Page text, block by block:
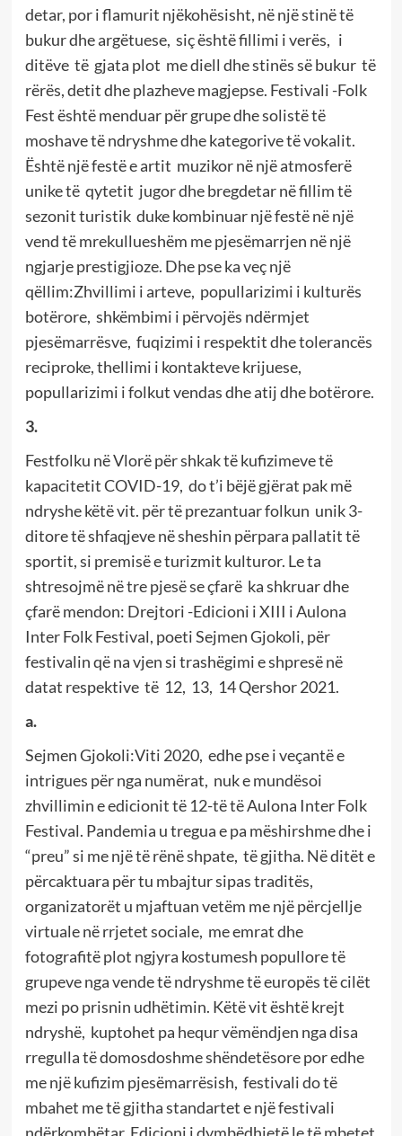
detar, por i flamurit njëkohësisht, në një stinë të
bukur dhe argëtuese, siç është fillimi i verës, i
ditëve të gjata plot me diell dhe stinës së bukur të
rërës, detit dhe plazheve magjepse. Festivali -Folk
Fest është menduar për grupe dhe solistë të
moshave të ndryshme dhe kategorive të vokalit.
Është një festë e artit muzikor në një atmosferë
unike të qytetit jugor dhe bregdetar në fillim të
sezonit turistik duke kombinuar një festë në një
vend të mrekullueshëm me pjesëmarrjen në një
ngjarje prestigjioze. Dhe pse ka veç një
qëllim:Zhvillimi i arteve, popullarizimi i kulturës
botërore, shkëmbimi i përvojës ndërmjet
pjesëmarrësve, fuqizimi i respektit dhe tolerancës
reciproke, thellimi i kontakteve krijuese,
popullarizimi i folkut vendas dhe atij dhe botërore.
3.
Festfolku në Vlorë për shkak të kufizimeve të
kapacitetit COVID-19, do t’i bëjë gjërat pak më
ndryshe këtë vit. për të prezantuar folkun unik 3-
ditore të shfaqjeve në sheshin përpara pallatit të
sportit, si premisë e turizmit kulturor. Le ta
shtresojmë në tre pjesë se çfarë ka shkruar dhe
çfarë mendon: Drejtori -Edicioni i XIII i Aulona
Inter Folk Festival, poeti Sejmen Gjokoli, për
festivalin që na vjen si trashëgimi e shpresë në
datat respektive të 12, 13, 14 Qershor 2021.
a.
Sejmen Gjokoli:Viti 2020, edhe pse i veçantë e
intrigues për nga numërat, nuk e mundësoi
zhvillimin e edicionit të 12-të të Aulona Inter Folk
Festival. Pandemia u tregua e pa mëshirshme dhe i
“preu” si me një të rënë shpate, të gjitha. Në ditët e
përcaktuara për tu mbajtur sipas traditës,
organizatorët u mjaftuan vetëm me një përcjellje
virtuale në rrjetet sociale, me emrat dhe
fotografitë plot ngjyra kostumesh popullore të
grupeve nga vende të ndryshme të europës të cilët
mezi po prisnin udhëtimin. Këtë vit është krejt
ndryshë, kuptohet pa hequr vëmëndjen nga disa
rregulla të domosdoshme shëndetësore por edhe
me një kufizim pjesëmarrësish, festivali do të
mbahet me të gjitha standartet e një festivali
ndërkombëtar. Edicioni i dymbëdhjetë le të mbetet